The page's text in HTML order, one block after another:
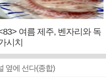
여름 제주, 벤자리와 독
시치
옆에 선다(종합)